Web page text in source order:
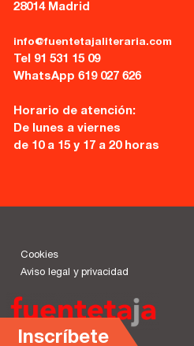
Inscríbete
28014 Madrid
info@fuentetajaliteraria.com
Tel 91 531 15 09
WhatsApp 619 027 626
Horario de atención:
De lunes a viernes
de 10 a 15 y 17 a 20 horas
Cookies
Aviso legal y privacidad